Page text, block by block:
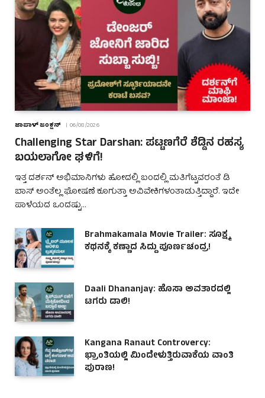
ಜಾಪಾಳ್ ಜಂಕ್ಷನ್ 06/08/2026
Challenging Star Darshan: ಪಟ್ಟಣಗೆರೆ ಶೆಡ್ಡಿನ ರಹಸ್ಯ
ಬಯಲಾಗೋ ಘಳಿಗೆ!
ಇತ್ತ ದರ್ಶನ್ ಅಭಿಮಾನಿಗಳು ಹೋದಲ್ಲಿ ಬಂದಲ್ಲಿ ಮತಿಗೆಟ್ಟವರಂತೆ ಡಿ
ಬಾಸ್ ಅಂತೆಲ್ಲ ಘೋಷಣೆ ಕೂಗುತ್ತಾ ಅವಿವೇಕಿಗಳಂತಾಡುತ್ತಿದ್ದಾರೆ. ಇದೇ
ಪಾಳೆಯದ ಒಂದಷ್ಟು…
Brahmakamala Movie Trailer: ಸೂಕ್ಷ್ಮ
ಕಥನಕ್ಕೆ ಕಣ್ಣಾದ ಸಿದ್ದು ಪೂರ್ಣಚಂದ್ರ!
Daali Dhananjay: ಹೊಸಾ ಅವತಾರದಲ್ಲಿ
ಟಗರು ಡಾಲಿ!
Kangana Ranaut Controvercy:
ಭ್ರಾಂತಿಯಲ್ಲಿ ಮಿಂದೇಳುತ್ತಿರುವಾಕೆಯ ವಾಂತಿ
ಪುರಾಣ!